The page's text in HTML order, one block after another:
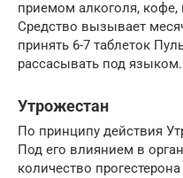
приемом алкоголя,
Средство вызывает
принять 6-7 таблеток
рассасывать под языком.
Утрожестан
По принципу действия
Под его влиянием в
количество